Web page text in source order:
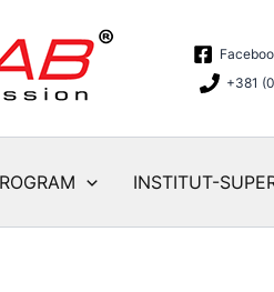
+381
INSTITUT-